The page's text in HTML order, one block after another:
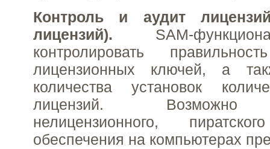
Контроль и аудит
лицензий). SAM-
контролировать
лицензионных ключей, а
количества установок
лицензий. Возможно
нелицензионного,
обеспечения на компьютерах